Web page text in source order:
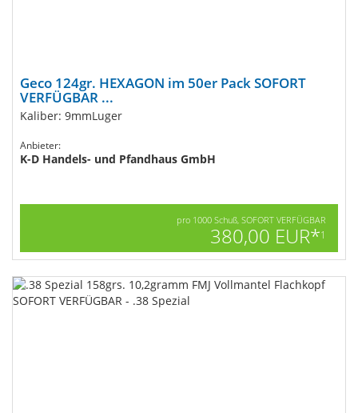
Geco 124gr. HEXAGON im 50er Pack SOFORT
VERFÜGBAR ...
Kaliber: 9mmLuger
Anbieter:
K-D Handels- und Pfandhaus GmbH
pro 1000 Schuß, SOFORT VERFÜGBAR
380,00 EUR*1